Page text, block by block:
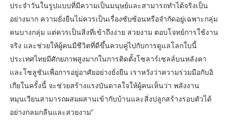
ประจำวันในรูปแบบที่มีความเป็นมนุษย์และสามารถทำได้จริงเป็น
อย่างมาก ความยั่งยืนไม่ควรเป็นเรื่องซับซ้อนหรือจำกัดอยู่เฉพาะกลุ่ม
คนบางกลุ่ม แต่ควรเป็นสิ่งที่เข้าถึงง่าย สวยงาม ตอบโจทย์การใช้งาน
จริง และช่วยให้ผู้คนมีชีวิตที่ดีขึ้นควบคู่ไปกับการดูแลโลกใบนี้
ประเทศไทยมีศักยภาพสูงมากในการติดตั้งโซลาร์เซลล์บนหลังคา
และโซลูชันเพื่อการอยู่อาศัยอย่างยั่งยืน เราหวังว่าความร่วมมือกับอิ
เกียในครั้งนี้ จะช่วยสร้างแรงบันดาลใจให้ผู้คนเห็นว่า พลังงาน
หมุนเวียนสามารถผสมผสานเข้ากับบ้านและสิ่งปลูกสร้างรอบตัวได้
อย่างกลมกลืนและสวยงาม”